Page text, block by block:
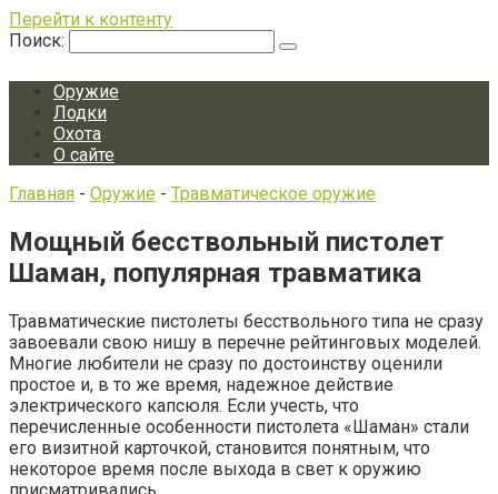
Перейти к контенту
Поиск:
Оружие
Лодки
Охота
О сайте
Главная - Оружие - Травматическое оружие
Мощный бесствольный пистолет
Шаман, популярная травматика
Травматические пистолеты бесствольного типа не сразу
завоевали свою нишу в перечне рейтинговых моделей.
Многие любители не сразу по достоинству оценили
простое и, в то же время, надежное действие
электрического капсюля. Если учесть, что
перечисленные особенности пистолета «Шаман» стали
его визитной карточкой, становится понятным, что
некоторое время после выхода в свет к оружию